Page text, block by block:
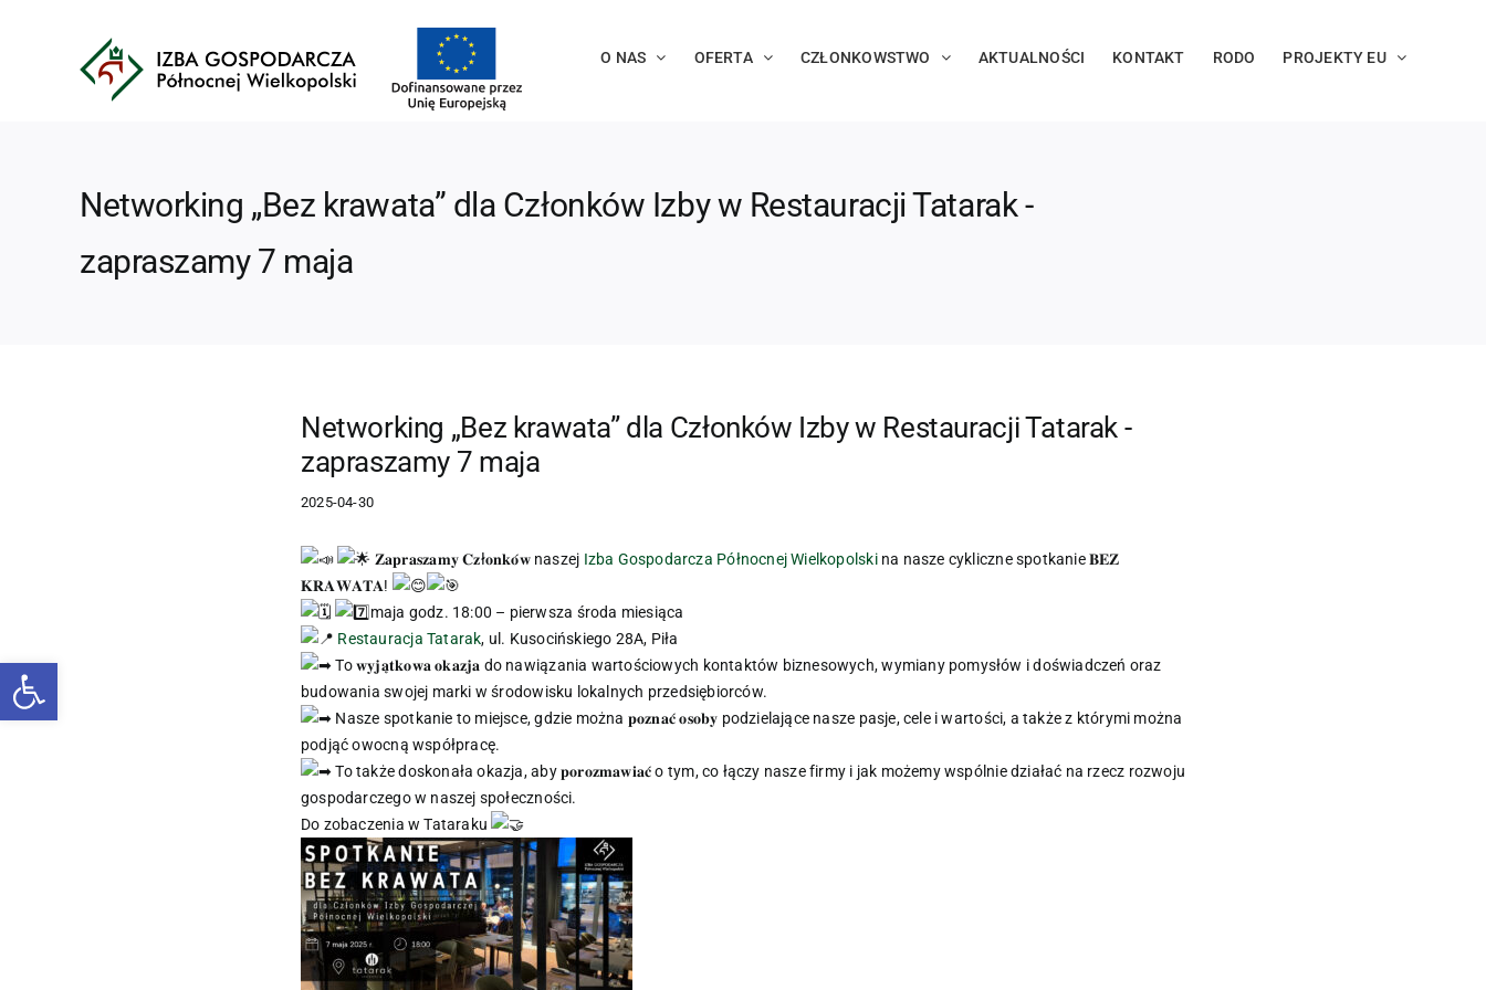
Otwórz pasek narzędzi
O NAS OFERTA CZŁONKOWSTWO AKTUALNOŚCI KONTAKT RODO PROJEKTY EU
Networking „Bez krawata” dla Członków Izby w Restauracji Tatarak -
zapraszamy 7 maja
Networking „Bez krawata” dla Członków Izby w Restauracji Tatarak -
zapraszamy 7 maja
2025-04-30
𝐙𝐚𝐩𝐫𝐚𝐬𝐳𝐚𝐦𝐲 𝐂𝐳ł𝐨𝐧𝐤𝐨́𝐰 naszej Izba Gospodarcza Północnej Wielkopolskina nasze cykliczne spotkanie 𝐁𝐄𝐙
𝐊𝐑𝐀𝐖𝐀𝐓𝐀!
maja godz. 18:00 – pierwsza środa miesiąca
Restauracja Tatarak, ul. Kusocińskiego 28A, Piła
To 𝐰𝐲𝐣𝐚̨𝐭𝐤𝐨𝐰𝐚 𝐨𝐤𝐚𝐳𝐣𝐚 do nawiązania wartościowych kontaktów biznesowych, wymiany pomysłów i doświadczeń oraz
budowania swojej marki w środowisku lokalnych przedsiębiorców.
Nasze spotkanie to miejsce, gdzie można 𝐩𝐨𝐳𝐧𝐚𝐜́ 𝐨𝐬𝐨𝐛𝐲 podzielające nasze pasje, cele i wartości, a także z którymi można
podjąć owocną współpracę.
To także doskonała okazja, aby 𝐩𝐨𝐫𝐨𝐳𝐦𝐚𝐰𝐢𝐚𝐜́ o tym, co łączy nasze firmy i jak możemy wspólnie działać na rzecz rozwoju
gospodarczego w naszej społeczności.
Do zobaczenia w Tataraku